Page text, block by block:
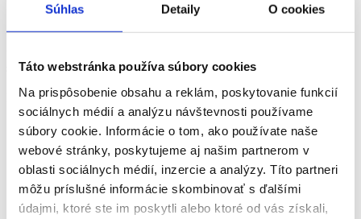
Súhlas Detaily O cookies
Táto webstránka používa súbory cookies
Na prispôsobenie obsahu a reklám, poskytovanie funkcií
sociálnych médií a analýzu návštevnosti používame
súbory cookie. Informácie o tom, ako používate naše
webové stránky, poskytujeme aj našim partnerom v
oblasti sociálnych médií, inzercie a analýzy. Títo partneri
môžu príslušné informácie skombinovať s ďalšími
údajmi, ktoré ste im poskytli alebo ktoré od vás získali,
1. Prvým krokom je tzv. samoposúdenie – čiže
samotný žiadateľ.
Prílohou k žiadosti o integrovaný posudok je:
lekársky nález podľa ustanoveného vzoru alebo odborný
lekársky nález lekára so špecializáciou v príslušnom
špecializačnom odbore,
klinicko-psychologický nález funkčnej kapacity, ak fyzická
osoba, ktorá žiada o integrovaný posudok, má mentálne
postihnutie, neurovývinovú poruchu alebo duševnú poruchu,